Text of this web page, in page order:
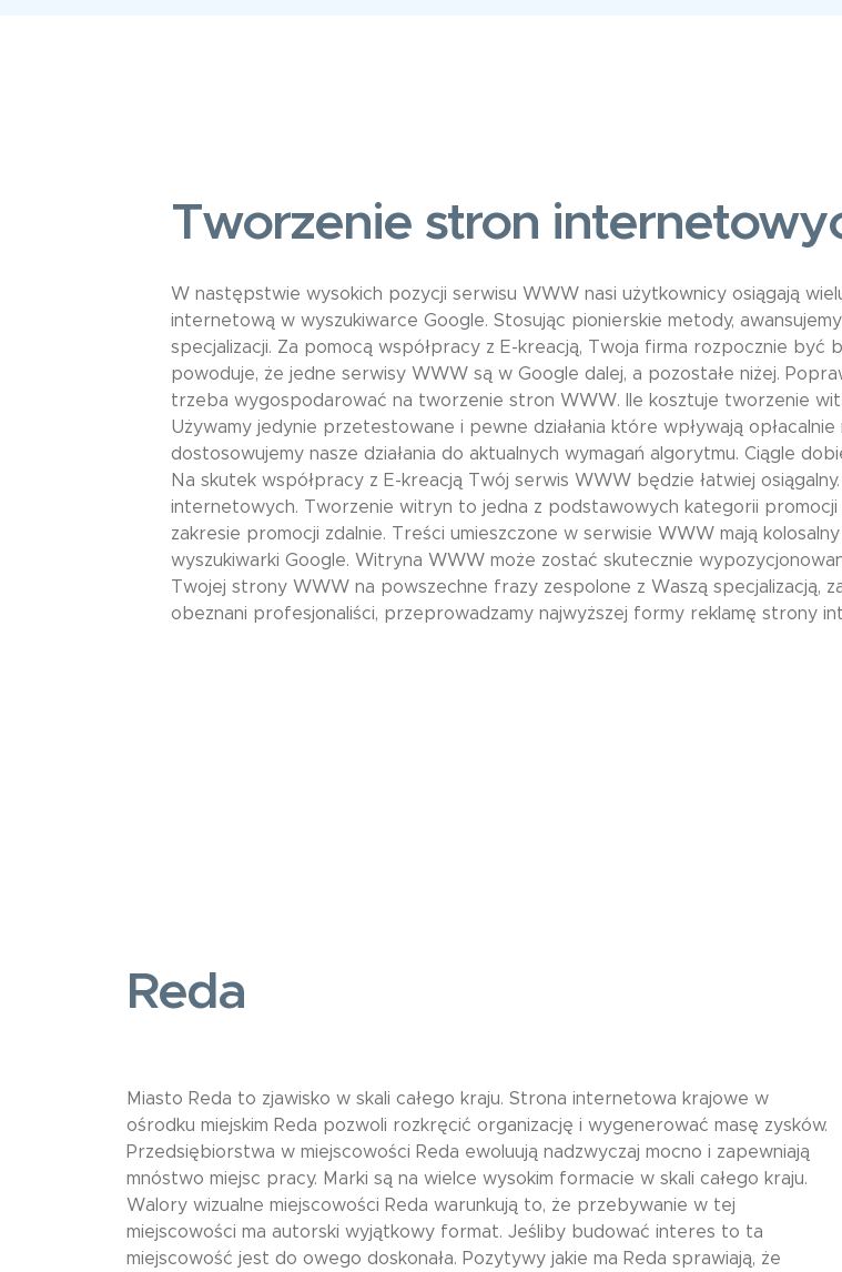
Tworzenie stron
W następstwie wysokich pozycji serwisu WWW nasi użytkownicy osiągają
internetową w wyszukiwarce Google. Stosując pionierskie metody,
specjalizacji. Za pomocą współpracy z E-kreacją, Twoja firma rozpocznie
powoduje, że jedne serwisy WWW są w Google dalej, a pozostałe niżej.
trzeba wygospodarować na tworzenie stron WWW. Ile kosztuje tworzenie
Używamy jedynie przetestowane i pewne działania które wpływają
dostosowujemy nasze działania do aktualnych wymagań algorytmu. Ciągle
Na skutek współpracy z E-kreacją Twój serwis WWW będzie łatwiej
internetowych. Tworzenie witryn to jedna z podstawowych kategorii
zakresie promocji zdalnie. Treści umieszczone w serwisie WWW mają
wyszukiwarki Google. Witryna WWW może zostać skutecznie
Twojej strony WWW na powszechne frazy zespolone z Waszą specjalizacją,
obeznani profesjonaliści, przeprowadzamy najwyższej formy reklamę strony
Reda
Miasto Reda to zjawisko w skali całego kraju. Strona internetowa krajowe w
ośrodku miejskim Reda pozwoli rozkręcić organizację i wygenerować masę zysków.
Przedsiębiorstwa w miejscowości Reda ewoluują nadzwyczaj mocno i zapewniają
mnóstwo miejsc pracy. Marki są na wielce wysokim formacie w skali całego kraju.
Walory wizualne miejscowości Reda warunkują to, że przebywanie w tej
miejscowości ma autorski wyjątkowy format. Jeśliby budować interes to ta
miejscowość jest do owego doskonała. Pozytywy jakie ma Reda sprawiają, że